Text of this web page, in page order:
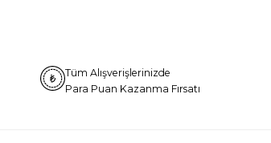
Tüm Alışverişlerinizde
Para Puan Kazanma Fırsatı